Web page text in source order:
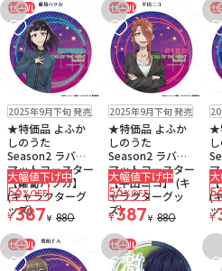
セール
お気に入りに追加
販売中残り1個
ゆうパケット
2025年9月下旬 発売
★特価品 よふか
しのうた
Season2 ラバー
マットコースター
【蘿蔔ハツカ】
(キャラクターグ
ッズ)
大幅値下げ中
56%OFF
¥387¥ 880
セール
お気に入りに追加
販売中残り1個
ゆうパケット
2025年9月下旬 発売
★特価品 よふか
しのうた
Season2 ラバー
マットコースター
【平田ニコ】 (キ
ャラクターグッ
ズ)
大幅値下げ中
56%OFF
¥387¥ 880
セ
お
販
ゆ
★
(
¥
セール
お気に入りに追加
セール
お気に入りに追加
お